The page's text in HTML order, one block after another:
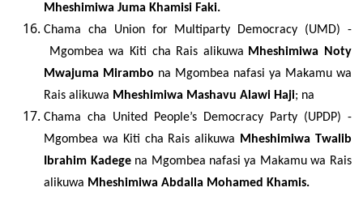
MheshimiwaJuma Khamisi Faki.
Chama cha Union for Multiparty Democracy (UMD) -
Mgombea wa Kiti cha Rais alikuwa Mheshimiwa Noty
Mwajuma Mirambo na Mgombea nafasi ya Makamu wa
Rais alikuwa Mheshimiwa Mashavu Alawi Haji; na
Chama cha United People’s Democracy Party (UPDP) -
Mgombea wa Kiti cha Rais alikuwa Mheshimiwa Twalib
Ibrahim Kadegena Mgombea nafasi ya Makamu wa Rais
alikuwa Mheshimiwa Abdalla Mohamed Khamis.